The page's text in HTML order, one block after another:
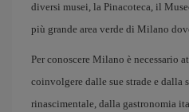
diversi musei, la Pinacoteca, il
più grande area verde di Milano
Per conoscere Milano è necessario
coinvolgere dalle sue strade e dalla
rinascimentale, dalla gastronomia